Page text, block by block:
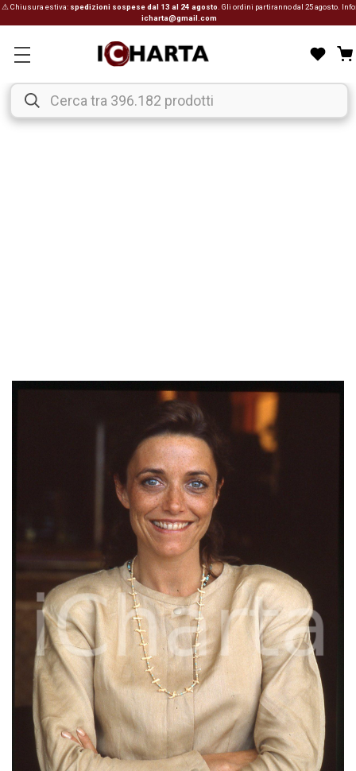
⚠ Chiusura estiva: spedizioni sospese dal 13 al 24 agosto . Gli ordini partiranno dal 25 agosto. Info:
icharta@gmail.com